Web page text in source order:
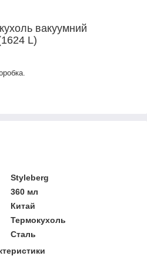
вакуумний
L)
Styleberg
360 мл
Китай
Термокухоль
Сталь